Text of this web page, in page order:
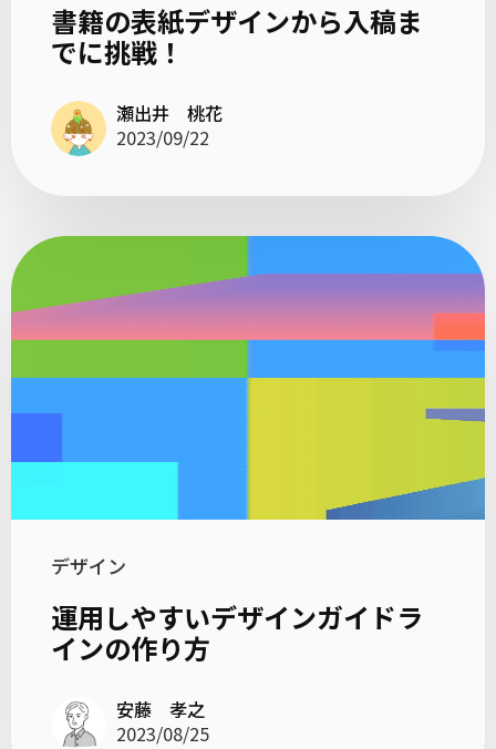
書籍の表紙デザインから入稿ま
でに挑戦！
瀬出井 桃花
2023/09/22
デザイン
運用しやすいデザインガイドラ
インの作り方
安藤 孝之
2023/08/25